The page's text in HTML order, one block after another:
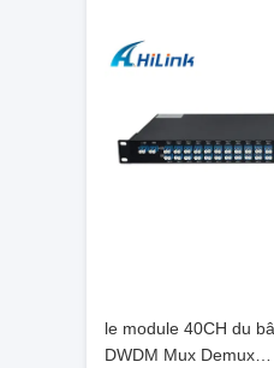
le module 40CH du
DWDM Mux Demux